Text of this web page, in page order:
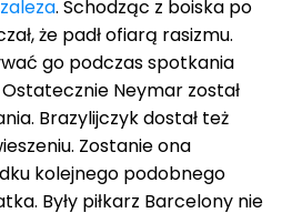
. Schodząc z boiska po
że padł ofiarą rasizmu.
go podczas spotkania
Neymar został
Brazylijczyk dostał też
Zostanie ona
kolejnego podobnego
Były piłkarz Barcelony nie